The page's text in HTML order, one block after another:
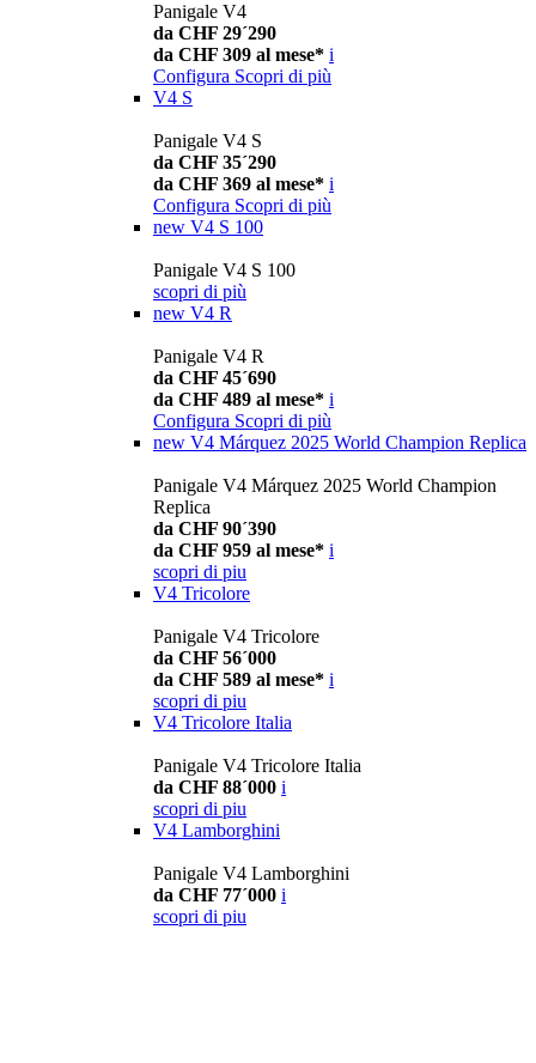
Panigale V4
da CHF 29´290
da CHF 309 al mese* i
Configura Scopri di più
V4 S
Panigale V4 S
da CHF 35´290
da CHF 369 al mese* i
Configura Scopri di più
new V4 S 100
Panigale V4 S 100
scopri di più
new V4 R
Panigale V4 R
da CHF 45´690
da CHF 489 al mese* i
Configura Scopri di più
new V4 Márquez 2025 World Champion Replica
Panigale V4 Márquez 2025 World Champion
Replica
da CHF 90´390
da CHF 959 al mese* i
scopri di piu
V4 Tricolore
Panigale V4 Tricolore
da CHF 56´000
da CHF 589 al mese* i
scopri di piu
V4 Tricolore Italia
Panigale V4 Tricolore Italia
da CHF 88´000 i
scopri di piu
V4 Lamborghini
Panigale V4 Lamborghini
da CHF 77´000 i
scopri di piu